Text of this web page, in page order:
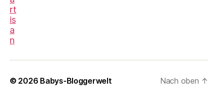
© 2026 Babys-Bloggerwelt Nach oben ↑